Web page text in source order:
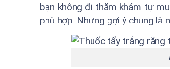
bạn không đi thăm khám tự
phù hợp. Nhưng gợi ý chung là